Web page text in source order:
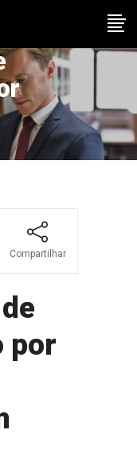
Compartilhar
por